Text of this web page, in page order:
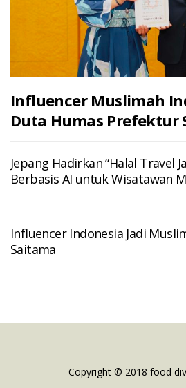
Influencer Muslimah
Duta Humas Prefektur
Jepang Hadirkan “Halal Travel
Berbasis AI untuk Wisatawan
Influencer Indonesia Jadi
Saitama
Copyright © 2018 food